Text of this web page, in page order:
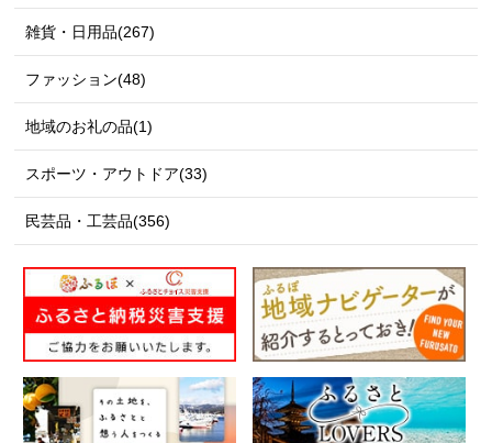
雑貨・日用品(267)
ファッション(48)
地域のお礼の品(1)
スポーツ・アウトドア(33)
民芸品・工芸品(356)